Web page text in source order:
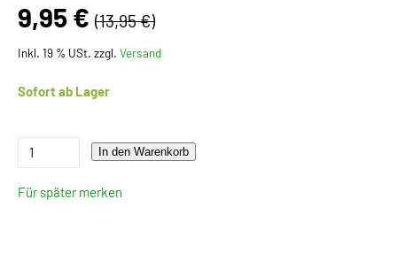
9,95 € (13,95 €)
Inkl. 19 % USt. zzgl. Versand
Sofort ab Lager
In den Warenkorb
Für später merken